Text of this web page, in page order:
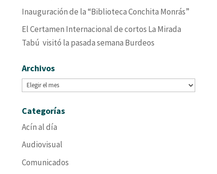
Inauguración de la “Biblioteca Conchita Monrás”
El Certamen Internacional de cortos La Mirada
Tabú visitó la pasada semana Burdeos
Archivos
Archivos
Categorías
Acín al día
Audiovisual
Comunicados